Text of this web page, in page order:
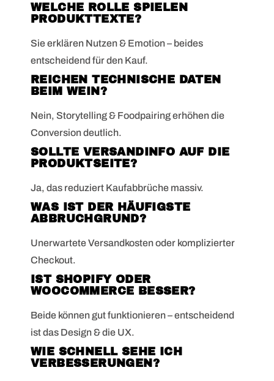
WELCHE ROLLE SPIELEN
PRODUKTTEXTE?
Sie erklären Nutzen & Emotion – beides
entscheidend für den Kauf.
REICHEN TECHNISCHE DATEN
BEIM WEIN?
Nein, Storytelling & Foodpairing erhöhen die
Conversion deutlich.
SOLLTE VERSANDINFO AUF DIE
PRODUKTSEITE?
Ja, das reduziert Kaufabbrüche massiv.
WAS IST DER HÄUFIGSTE
ABBRUCHGRUND?
Unerwartete Versandkosten oder komplizierter
Checkout.
IST SHOPIFY ODER
WOOCOMMERCE BESSER?
Beide können gut funktionieren – entscheidend
ist das Design & die UX.
WIE SCHNELL SEHE ICH
VERBESSERUNGEN?